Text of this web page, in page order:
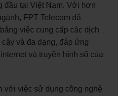
đầu tại Việt Nam. Với hơn
FPT Telecom đã
việc cung cấp các dịch
và đa dạng, đáp ứng
và truyền hình số của
với việc sử dụng công nghệ